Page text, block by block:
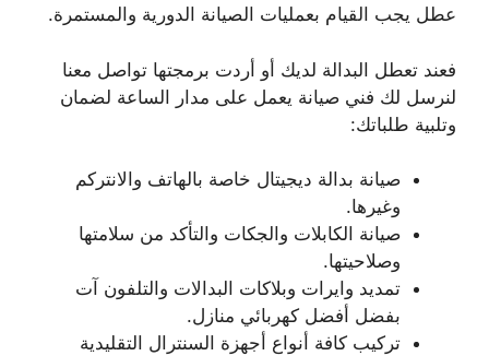
عطل يجب القيام بعمليات الصيانة الدورية والمستمرة.
فعند تعطل البدالة لديك أو أردت برمجتها تواصل معنا
لنرسل لك فني صيانة يعمل على مدار الساعة لضمان
وتلبية طلباتك:
صيانة بدالة ديجيتال خاصة بالهاتف والانتركم
وغيرها.
صيانة الكابلات والجكات والتأكد من سلامتها
وصلاحيتها.
تمديد وايرات وبلاكات البدالات والتلفون آت
بفضل أفضل كهربائي منازل.
تركيب كافة أنواع أجهزة السنترال التقليدية